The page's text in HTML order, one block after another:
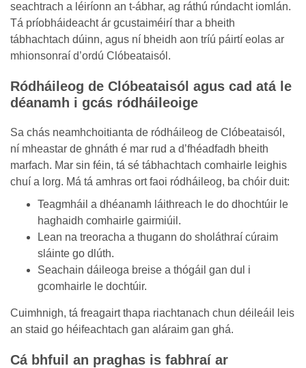
seachtrach a léiríonn an t-ábhar, ag ráthú rúndacht iomlán.
Tá príobháideacht ár gcustaiméirí thar a bheith
tábhachtach dúinn, agus ní bheidh aon tríú páirtí eolas ar
mhionsonraí d’ordú Clóbeataisól.
Ródháileog de Clóbeataisól agus cad atá le
déanamh i gcás ródháileoige
Sa chás neamhchoitianta de ródháileog de Clóbeataisól,
ní mheastar de ghnáth é mar rud a d’fhéadfadh bheith
marfach. Mar sin féin, tá sé tábhachtach comhairle leighis
chuí a lorg. Má tá amhras ort faoi ródháileog, ba chóir duit:
Teagmháil a dhéanamh láithreach le do dhochtúir le
haghaidh comhairle gairmiúil.
Lean na treoracha a thugann do sholáthraí cúraim
sláinte go dlúth.
Seachain dáileoga breise a thógáil gan dul i
gcomhairle le dochtúir.
Cuimhnigh, tá freagairt thapa riachtanach chun déileáil leis
an staid go héifeachtach gan aláraim gan ghá.
Cá bhfuil an praghas is fabhraí ar